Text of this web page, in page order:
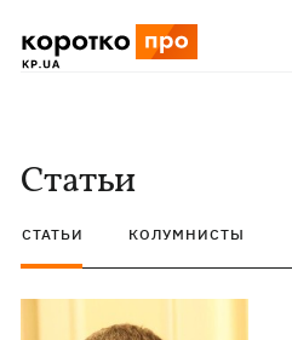
Статьи
СТАТЬИ КОЛУМНИСТЫ